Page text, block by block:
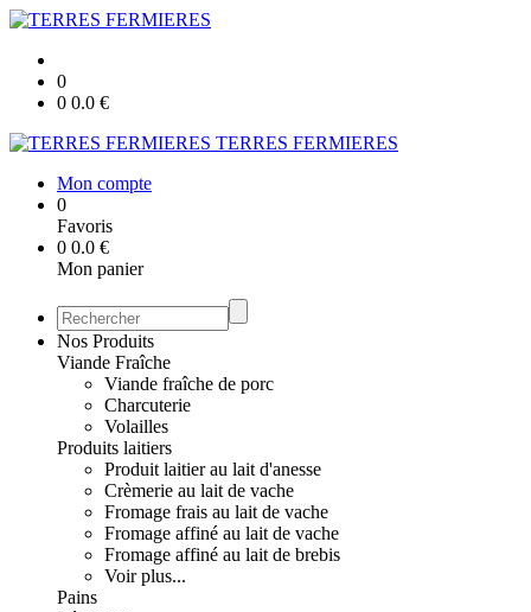
0
0 0.0 €
TERRES FERMIERES
Mon compte
0
Favoris
0 0.0 €
Mon panier
Nos Produits
Viande Fraîche
Viande fraîche de porc
Charcuterie
Volailles
Produits laitiers
Produit laitier au lait d'anesse
Crèmerie au lait de vache
Fromage frais au lait de vache
Fromage affiné au lait de vache
Fromage affiné au lait de brebis
Voir plus...
Pains